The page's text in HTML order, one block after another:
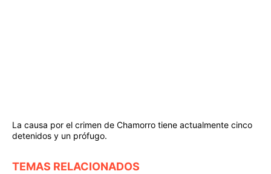
La causa por el crimen de Chamorro tiene actualmente cinco
detenidos y un prófugo.
TEMAS RELACIONADOS